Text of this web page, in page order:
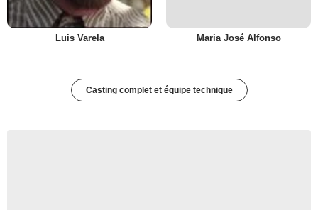
Luis Varela Maria José Alfonso
Casting complet et équipe technique